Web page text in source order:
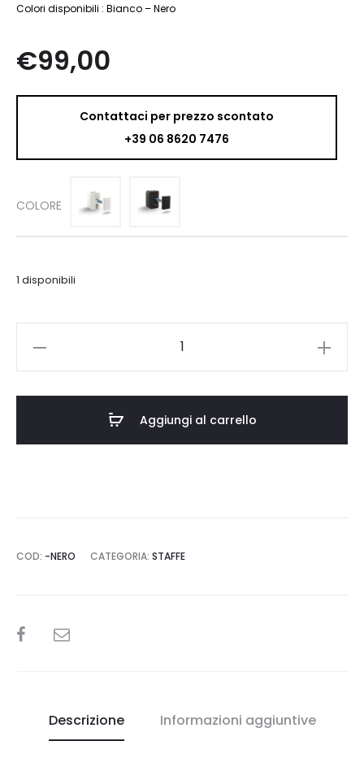
Colori disponibili : Bianco – Nero
€99,00
Contattaci per prezzo scontato
+39 06 8620 7476
COLORE
1 disponibili
Aggiungi al carrello
COD: -NERO CATEGORIA: STAFFE
SHARE
Descrizione Informazioni aggiuntive